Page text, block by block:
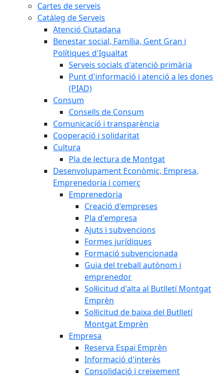
Cartes de serveis
Catàleg de Serveis
Atenció Ciutadana
Benestar social, Família, Gent Gran i
Polítiques d'Igualtat
Serveis socials d'atenció primària
Punt d'informació i atenció a les dones
(PIAD)
Consum
Consells de Consum
Comunicació i transparència
Cooperació i solidaritat
Cultura
Pla de lectura de Montgat
Desenvolupament Econòmic, Empresa,
Emprenedoria i comerç
Emprenedoria
Creació d'empreses
Pla d'empresa
Ajuts i subvencions
Formes jurídiques
Formació subvencionada
Guia del treball autònom i
emprenedor
Sol·licitud d'alta al Butlletí Montgat
Emprèn
Sol·licitud de baixa del Butlletí
Montgat Emprèn
Empresa
Reserva Espai Emprèn
Informació d'interès
Consolidació i creixement